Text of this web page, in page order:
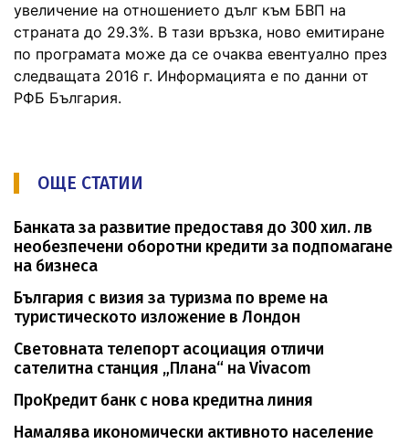
увеличение на отношението дълг към БВП на
страната до 29.3%. В тази връзка, ново емитиране
по програмата може да се очаква евентуално през
следващата 2016 г. Информацията е по данни от
РФБ България.
ОЩЕ СТАТИИ
Банката за развитие предоставя до 300 хил. лв
необезпечени оборотни кредити за подпомагане
на бизнеса
България с визия за туризма по време на
туристическото изложение в Лондон
Световната телепорт асоциация отличи
сателитна станция „Плана“ на Vivacom
ПроКредит банк с нова кредитна линия
Намалява икономически активното население